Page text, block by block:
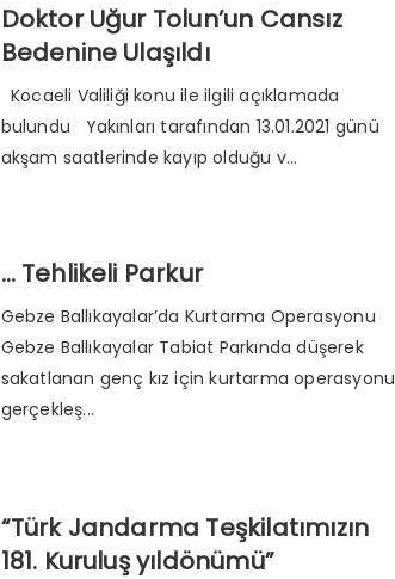
Doktor Uğur Tolun’un Cansız
Bedenine Ulaşıldı
Kocaeli Valiliği konu ile ilgili açıklamada
bulundu Yakınları tarafından 13.01.2021 günü
akşam saatlerinde kayıp olduğu v...
… Tehlikeli Parkur
Gebze Ballıkayalar’da Kurtarma Operasyonu
Gebze Ballıkayalar Tabiat Parkında düşerek
sakatlanan genç kız için kurtarma operasyonu
gerçekleş...
“Türk Jandarma Teşkilatımızın
181. Kuruluş yıldönümü”